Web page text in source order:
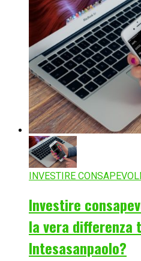
INVESTIRE
Investire
la vera differenza
Intesasanpaolo?